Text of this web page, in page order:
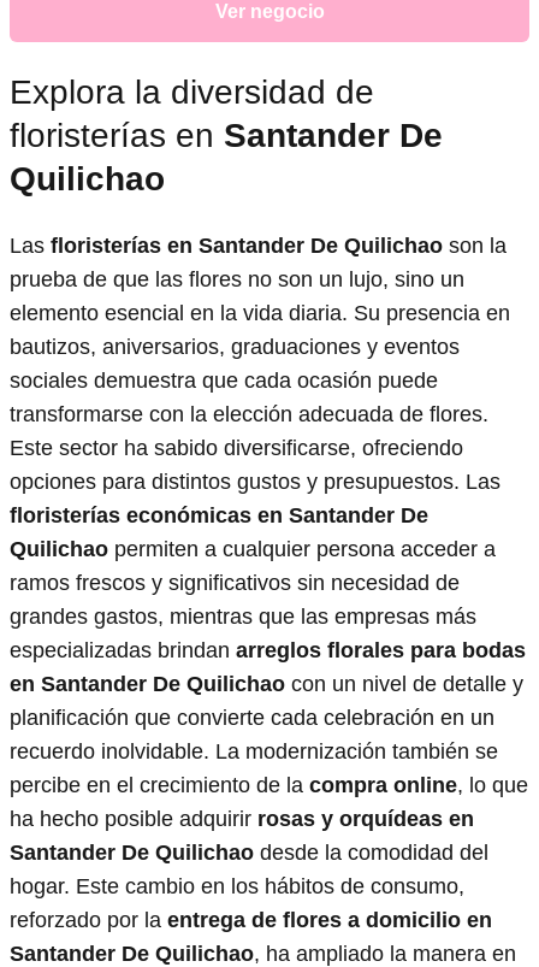
Ver negocio
Explora la diversidad de
floristerías en Santander De
Quilichao
Las floristerías en Santander De Quilichao son la
prueba de que las flores no son un lujo, sino un
elemento esencial en la vida diaria. Su presencia en
bautizos, aniversarios, graduaciones y eventos
sociales demuestra que cada ocasión puede
transformarse con la elección adecuada de flores.
Este sector ha sabido diversificarse, ofreciendo
opciones para distintos gustos y presupuestos. Las
floristerías económicas en Santander De
Quilichao permiten a cualquier persona acceder a
ramos frescos y significativos sin necesidad de
grandes gastos, mientras que las empresas más
especializadas brindan arreglos florales para bodas
en Santander De Quilichao con un nivel de detalle y
planificación que convierte cada celebración en un
recuerdo inolvidable. La modernización también se
percibe en el crecimiento de la compra online, lo que
ha hecho posible adquirir rosas y orquídeas en
Santander De Quilichao desde la comodidad del
hogar. Este cambio en los hábitos de consumo,
reforzado por la entrega de flores a domicilio en
Santander De Quilichao, ha ampliado la manera en